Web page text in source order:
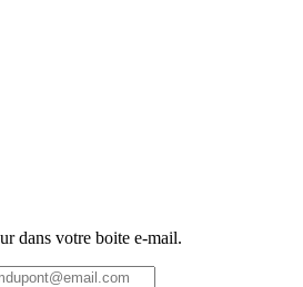
dans votre boite e-mail.